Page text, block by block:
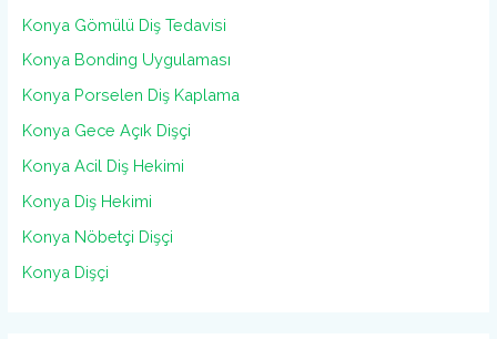
Konya Gömülü Diş Tedavisi
Konya Bonding Uygulaması
Konya Porselen Diş Kaplama
Konya Gece Açık Dişçi
Konya Acil Diş Hekimi
Konya Diş Hekimi
Konya Nöbetçi Dişçi
Konya Dişçi